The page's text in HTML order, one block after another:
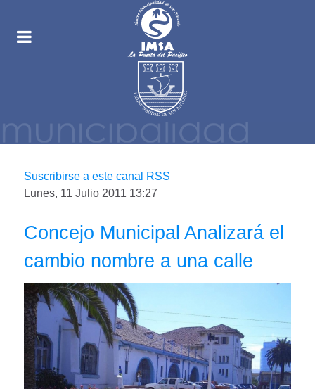
Suscribirse a este canal RSS
Lunes, 11 Julio 2011 13:27
Concejo Municipal Analizará el
cambio nombre a una calle